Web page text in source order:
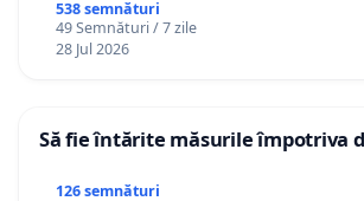
538 semnături
49 Semnături / 7 zile
28 Jul 2026
Să fie întărite măsurile împotriva
126 semnături